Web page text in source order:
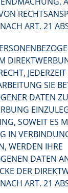
ART. 21
SIE
DATEN
SOWEIT ES
IN
WERDEN IHRE
DATEN
DER
ART. 21